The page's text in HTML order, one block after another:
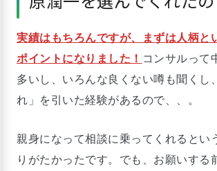
実績はもちろんですが、まずは人柄と
ポイントになりました！ コンサルって
多いし、いろんな良くない噂も聞くし
れ」を引いた経験があるので、、。
親身になって相談に乗ってくれるとい
りがたかったです。でも、お願いする